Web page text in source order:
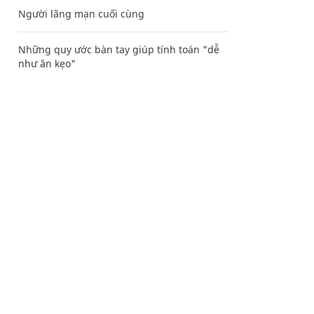
Người lãng mạn cuối cùng
Những quy ước bàn tay giúp tính toán "dễ
như ăn kẹo"